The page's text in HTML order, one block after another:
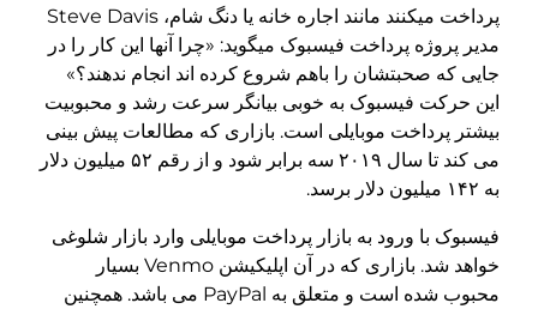
پرداخت میکنند مانند اجاره خانه یا دنگ شام، Steve Davis
مدیر پروژه پرداخت فیسبوک میگوید: «چرا آنها این کار را در
جایی که صحبتشان را باهم شروع کرده اند انجام ندهند؟»
این حرکت فیسبوک به خوبی بیانگر سرعت رشد و محبوبیت
بیشتر پرداخت موبایلی است. بازاری که مطالعات پیش بینی
می کند تا سال ۲۰۱۹ سه برابر شود و از رقم ۵۲ میلیون دلار
به ۱۴۲ میلیون دلار برسد.
فیسبوک با ورود به بازار پرداخت موبایلی وارد بازار شلوغی
خواهد شد. بازاری که در آن اپلیکیشن Venmo بسیار
محبوب شده است و متعلق به PayPal می باشد. همچنین